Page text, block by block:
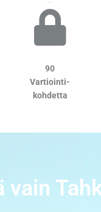
90
Vartiointi-
kohdetta
vain